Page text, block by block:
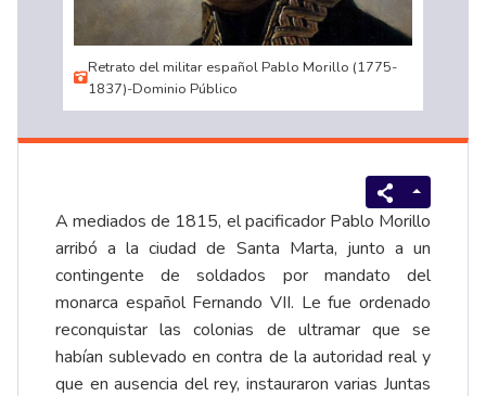
Retrato del militar español Pablo Morillo (1775-
1837)-Dominio Público
A mediados de 1815, el pacificador Pablo Morillo
arribó a la ciudad de Santa Marta, junto a un
contingente de soldados por mandato del
monarca español Fernando VII. Le fue ordenado
reconquistar las colonias de ultramar que se
habían sublevado en contra de la autoridad real y
que en ausencia del rey, instauraron varias Juntas